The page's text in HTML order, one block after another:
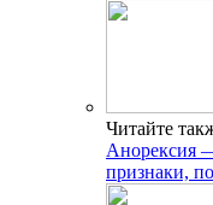
Читайте
Анорексия
признаки,